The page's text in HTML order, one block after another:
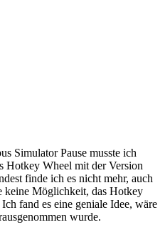
Simulator Pause musste ich
Hotkey Wheel mit der Version
finde ich es nicht mehr, auch
keine Möglichkeit, das Hotkey
fand es eine geniale Idee, wäre
wurde.